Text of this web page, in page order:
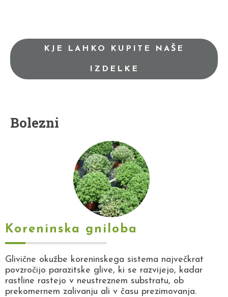
KJE LAHKO KUPITE NAŠE
IZDELKE
Bolezni
Koreninska gniloba
Glivične okužbe koreninskega sistema največkrat
povzročijo parazitske glive, ki se razvijejo, kadar
rastline rastejo v neustreznem substratu, ob
prekomernem zalivanju ali v času prezimovanja.